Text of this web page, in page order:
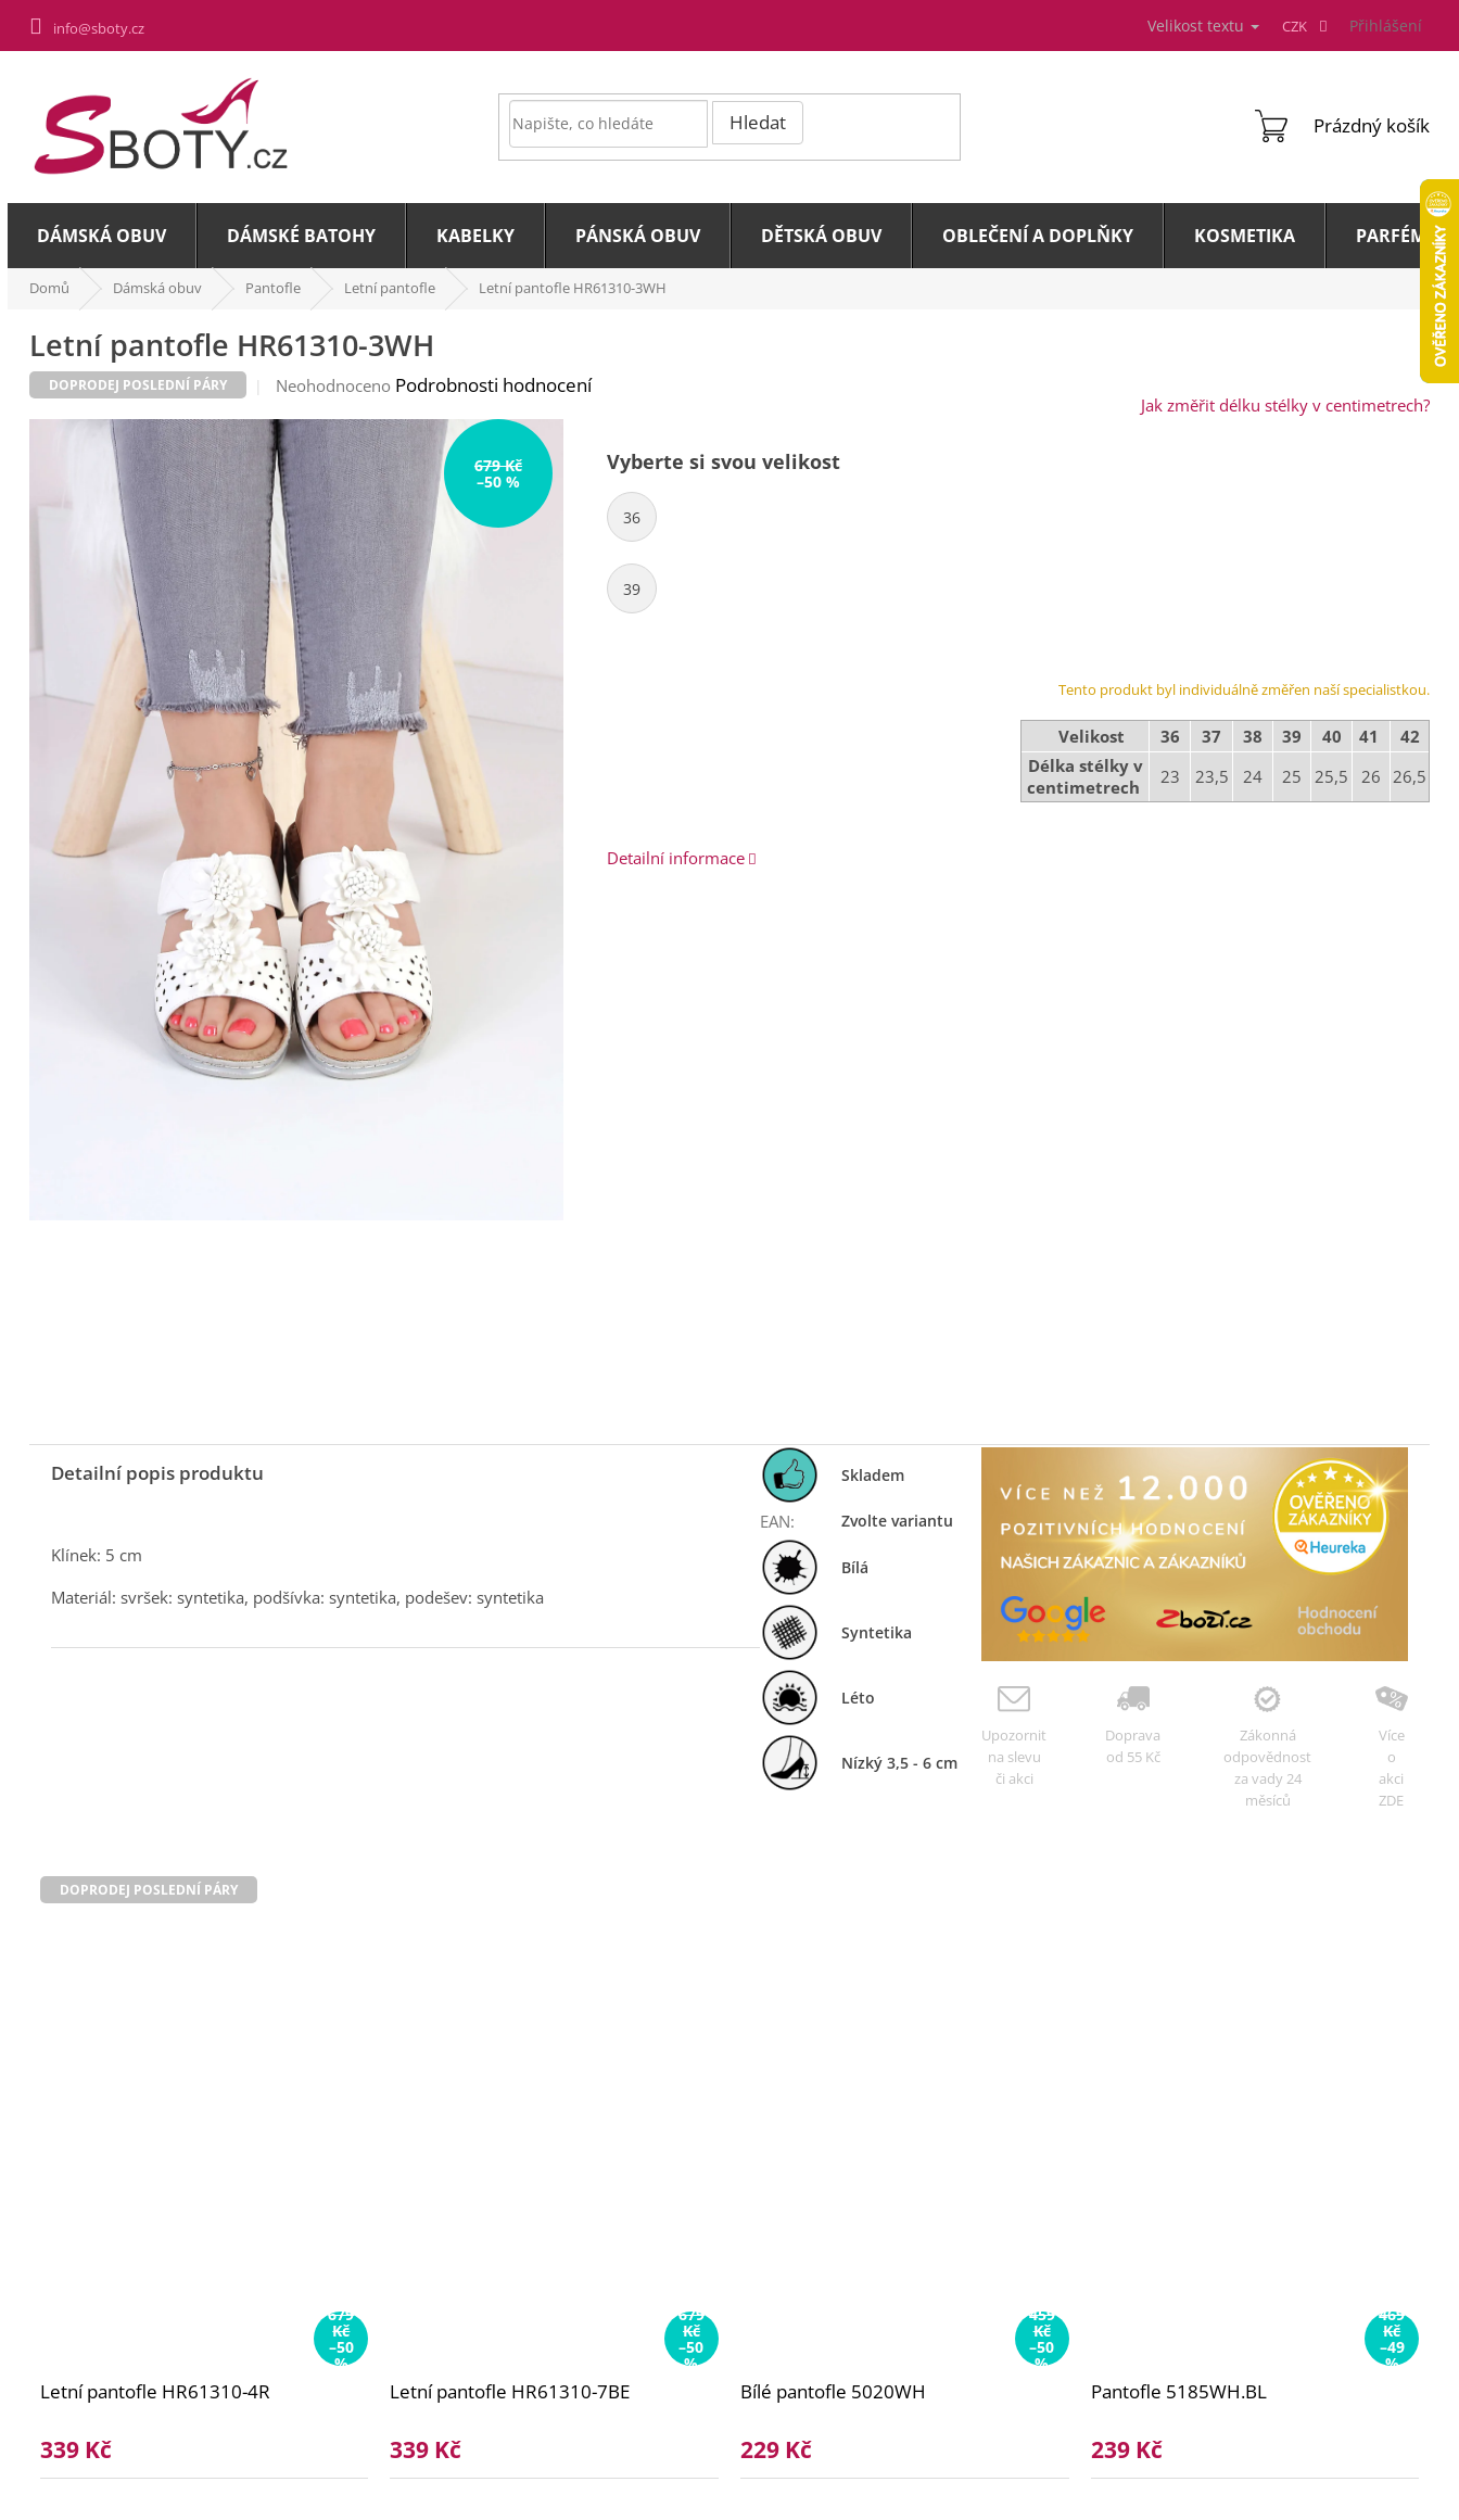
obsah
info@sboty.cz Velikost textu CZK Přihlášení
Hledat
NÁKUPNÍ
Prázdný košík
DÁMSKÁ OBUV DÁMSKÉ BATOHY KABELKY PÁNSKÁ OBUV DĚTSKÁ OBUV OBLEČENÍ A DOPLŇKY KOSMETIKA PARFÉMY A
Domů Dámská obuv Pantofle Letní pantofle Letní pantofle HR61310-3WH
Letní pantofle HR61310-3WH
DOPRODEJ POSLEDNÍ PÁRY
Průměrné
produktu
je
0,0
z
5
hvězdiček.
Neohodnoceno Podrobnosti hodnocení
679 Kč
–50 %
Jak změřit délku stélky v centimetrech?
Vyberte si svou velikost
36
39
Tento produkt byl individuálně změřen naší specialistkou.
Velikost 36 37 38 39 40 41
42
Délka stélky v
centimetrech
23 23,5 24 25 25,5 26 26,5
Detailní informace
Detailní popis produktu
Klínek: 5 cm
Materiál: svršek: syntetika, podšívka: syntetika, podešev: syntetika
Skladem
EAN: Zvolte variantu
Bílá
Syntetika
Léto
Nízký 3,5 - 6 cm
Upozornit
na slevu
či akci
Doprava
od 55 Kč
Zákonná
odpovědnost
za vady 24
měsíců
Více
o
akci
ZDE
DOPRODEJ POSLEDNÍ PÁRY
679
Kč
–50
%
Letní pantofle HR61310-4R
339 Kč
679
Kč
–50
%
Letní pantofle HR61310-7BE
339 Kč
459
Kč
–50
%
Bílé pantofle 5020WH
229 Kč
469
Kč
–49
%
Pantofle 5185WH.BL
239 Kč